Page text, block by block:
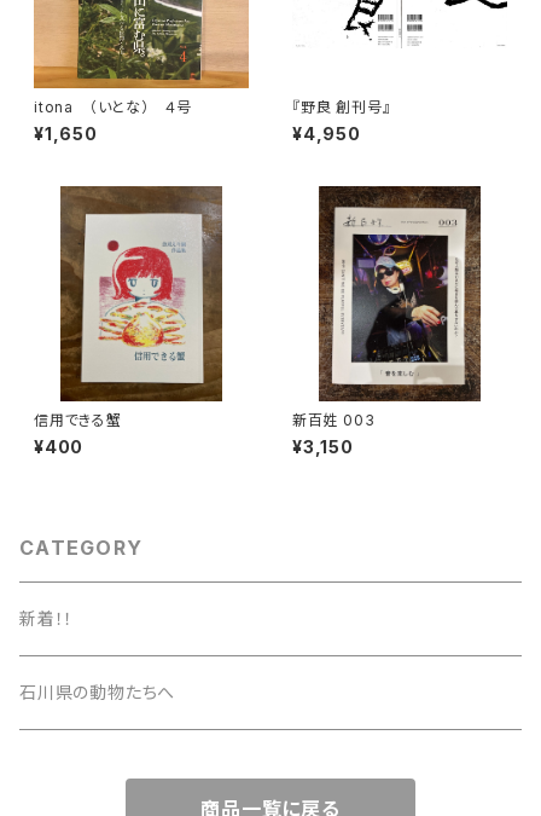
itona （いとな） ４号
¥1,650
『野良 創刊号』
¥4,950
信用できる蟹
¥400
新百姓 003
¥3,150
CATEGORY
新着！！
石川県の動物たちへ
商品一覧に戻る